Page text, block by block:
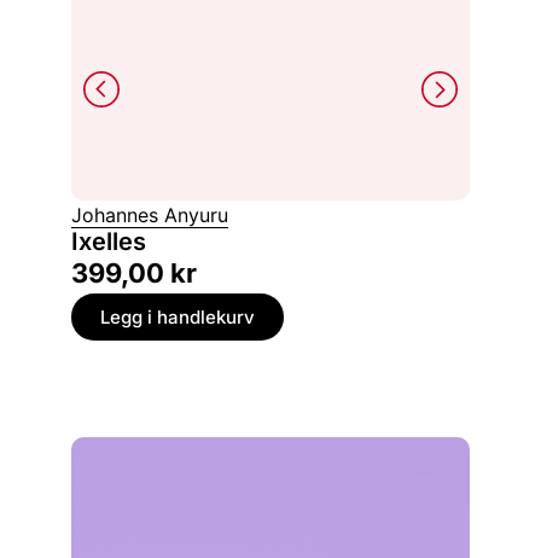
Johannes Anyuru
Ixelles
399,00 kr
Legg i handlekurv